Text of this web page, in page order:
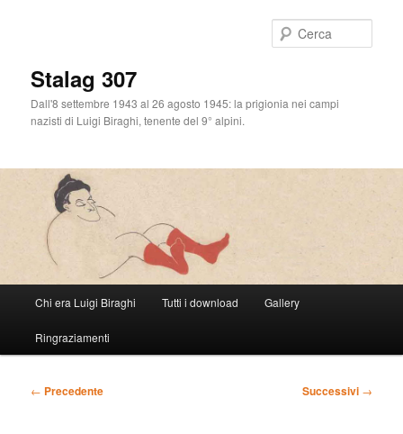
Stalag 307
Dall'8 settembre 1943 al 26 agosto 1945: la prigionia nei campi
nazisti di Luigi Biraghi, tenente del 9° alpini.
principale
Vai
al
Chi era Luigi Biraghi Tutti i download Gallery
Ringraziamenti
Navigazione
← Precedente Successivi →